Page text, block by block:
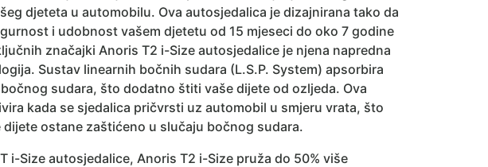
djeteta u automobilu. Ova autosjedalica je dizajnirana tako da
i udobnost vašem djetetu od 15 mjeseci do oko 7 godine
značajki Anoris T2 i-Size autosjedalice je njena napredna
Sustav linearnih bočnih sudara (L.S.P. System) apsorbira
sudara, što dodatno štiti vaše dijete od ozljeda. Ova
kada se sjedalica pričvrsti uz automobil u smjeru vrata, što
dijete ostane zaštićeno u slučaju bočnog sudara.
i-Size autosjedalice, Anoris T2 i-Size pruža do 50% više